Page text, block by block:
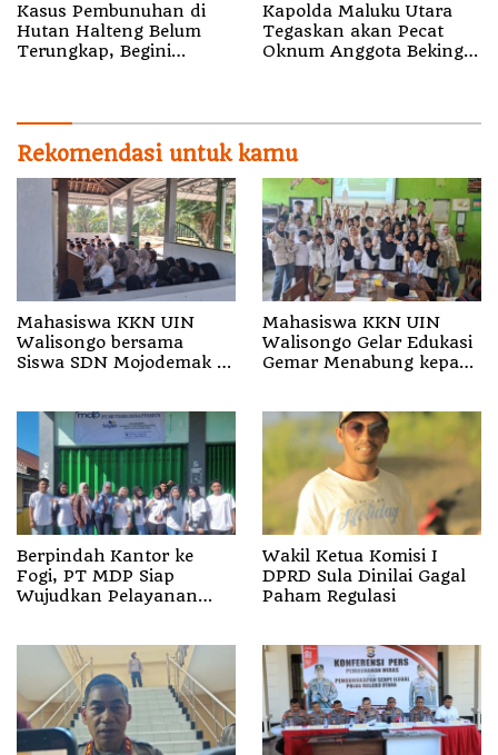
Kasus Pembunuhan di
Hutan Halteng Belum
Terungkap, Begini
Kapolda Maluku Utara
Tegaskan akan Pecat
Oknum Anggota Bekingi
Rekomendasi untuk kamu
Mahasiswa KKN UIN
Walisongo bersama
Siswa SDN Mojodemak 3
Mahasiswa KKN UIN
Walisongo Gelar Edukasi
Gemar Menabung kepada
Berpindah Kantor ke
Fogi, PT MDP Siap
Wujudkan Pelayanan
Wakil Ketua Komisi I
DPRD Sula Dinilai Gagal
Paham Regulasi